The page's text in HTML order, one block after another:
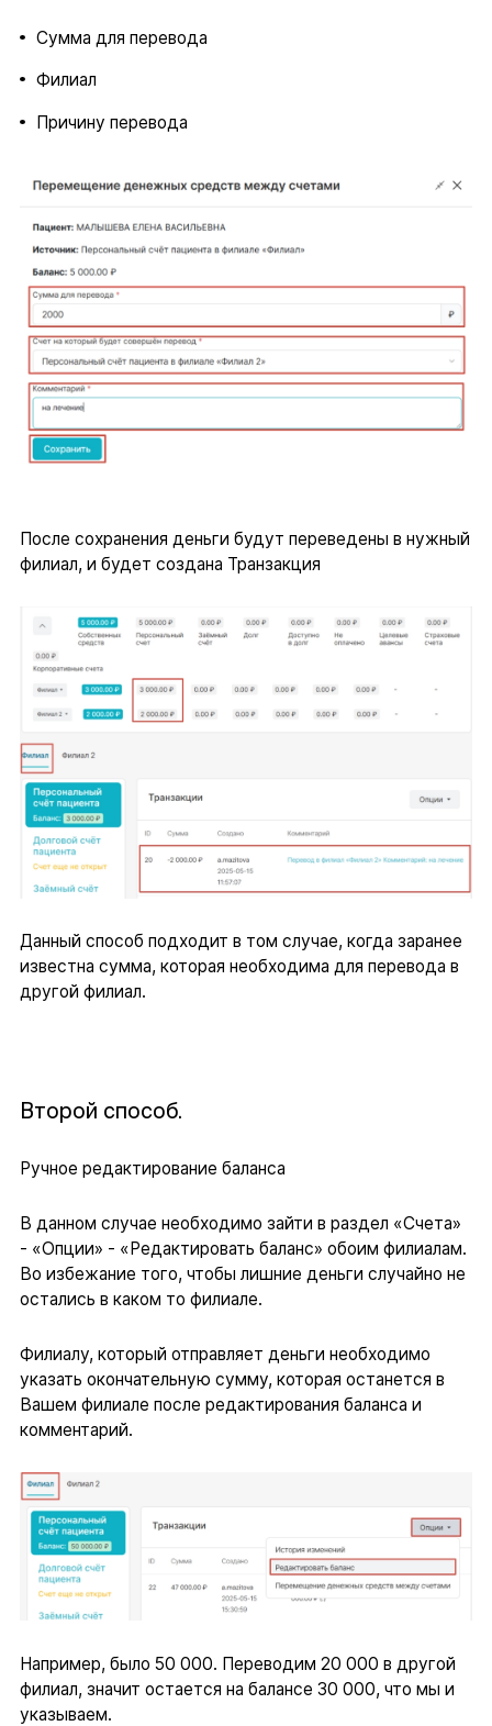
Сумма для перевода
Филиал
Причину перевода
После сохранения деньги будут переведены в нужный
филиал, и будет создана Транзакция
Данный способ подходит в том случае, когда заранее
известна сумма, которая необходима для перевода в
другой филиал.
Второй способ.
Ручное редактирование баланса
В данном случае необходимо зайти в раздел «Счета»
- «Опции» - «Редактировать баланс» обоим филиалам.
Во избежание того, чтобы лишние деньги случайно не
остались в каком то филиале.
Филиалу, который отправляет деньги необходимо
указать окончательную сумму, которая останется в
Вашем филиале после редактирования баланса и
комментарий.
Например, было 50 000. Переводим 20 000 в другой
филиал, значит остается на балансе 30 000, что мы и
указываем.